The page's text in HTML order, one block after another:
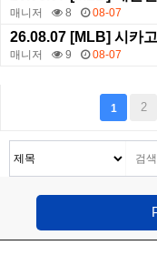
매니저 8 08-07
26.08.07 [MLB] 시카
매니저 9 08-07
1 2